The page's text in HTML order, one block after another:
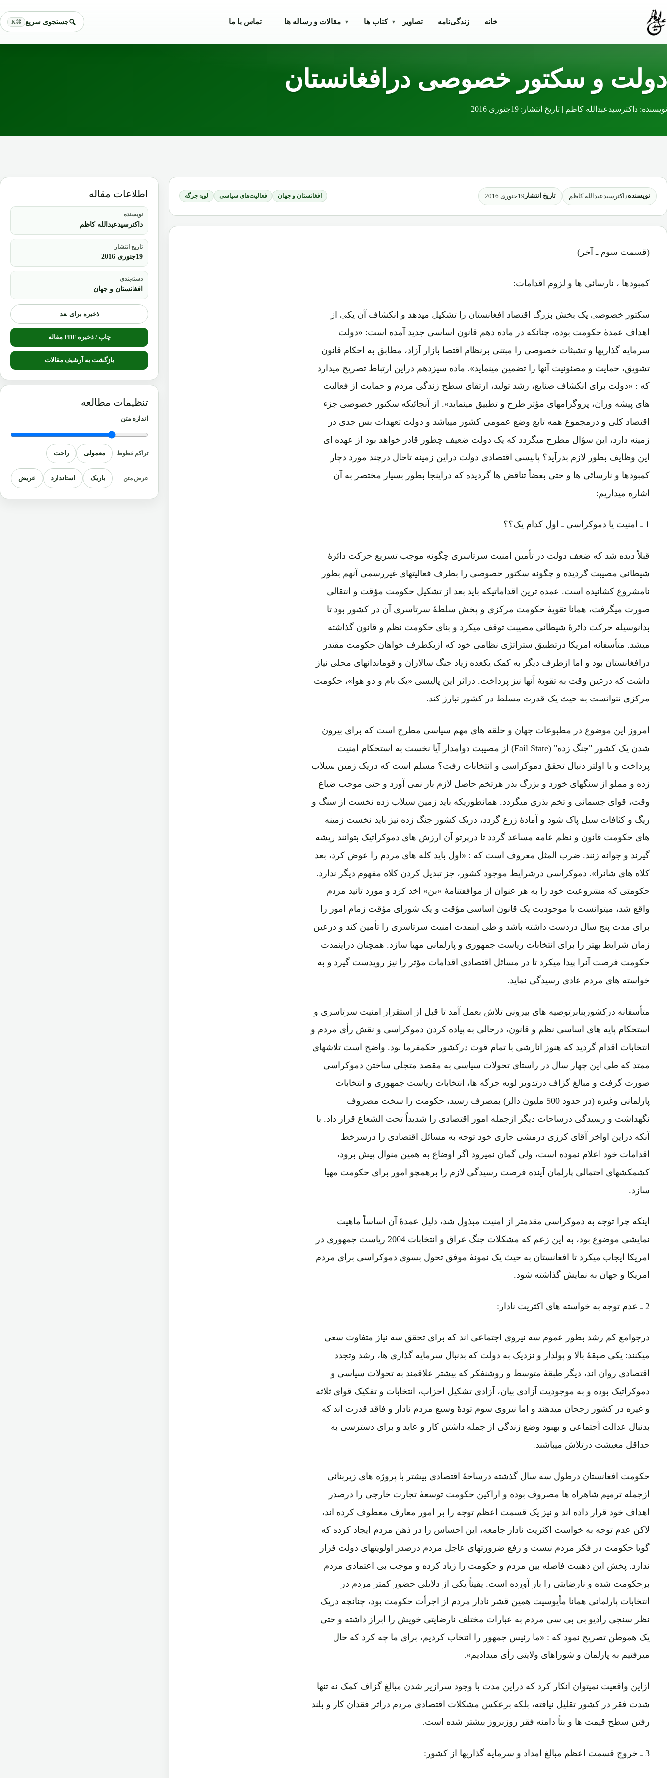
خانه زندگی‌نامه تصاویر کتاب ها ▾ مقالات و رساله ها ▾ تماس با ما جستجوی سریع ⌘K
دولت و سکتور خصوصی درافغانستان
نویسنده: داکترسیدعبدالله کاظم | تاریخ انتشار: 19جنوری 2016
نویسندهداکترسیدعبدالله کاظم تاریخ انتشار 19جنوری 2016 افغانستان و جهان فعالیت‌های سیاسی لویه جرگه
(قسمت سوم ـ آخر)
کمبودها ، نارسائی ها و لزوم اقدامات:
سکتور خصوصی یک بخش بزرگ اقتصاد افغانستان را تشکیل میدهد و انکشاف آن یکی از
اهداف عمدۀ حکومت بوده، چنانکه در ماده دهم قانون اساسی جدید آمده است: «دولت
سرمایه گذاریها و تشبثات خصوصی را مبتنی برنظام اقتصا بازار آزاد، مطابق به احکام قانون
تشویق، حمایت و مصئونیت آنها را تضمین مینماید». ماده سیزدهم دراین ارتباط تصریح میدارد
که : «دولت برای انکشاف صنایع، رشد تولید، ارتقای سطح زندگی مردم و حمایت از فعالیت
های پیشه وران، پروگرامهای مؤثر طرح و تطبیق مینماید». از آنجائیکه سکتور خصوصی جزء
اقتصاد کلی و درمجموع همه تابع وضع عمومی کشور میباشد و دولت تعهدات بس جدی در
زمینه دارد، این سؤال مطرح میگردد که یک دولت ضعیف چطور قادر خواهد بود از عهده ای
این وظایف بطور لازم بدرآید؟ پالیسی اقتصادی دولت دراین زمینه تاحال درچند مورد دچار
کمبودها و نارسائی ها و حتی بعضاً تناقض ها گردیده که دراینجا بطور بسیار مختصر به آن
اشاره میداریم:
1 ـ امنیت یا دموکراسی ـ اول کدام یک؟؟
قبلاً دیده شد که ضعف دولت در تأمین امنیت سرتاسری چگونه موجب تسریع حرکت دائرۀ
شیطانی مصیبت گردیده و چگونه سکتور خصوصی را بطرف فعالیتهای غیررسمی آنهم بطور
نامشروع کشانیده است. عمده ترین اقداماتیکه باید بعد از تشکیل حکومت مؤقت و انتقالی
صورت میگرفت، همانا تقویۀ حکومت مرکزی و پخش سلطۀ سرتاسری آن در کشور بود تا
بدانوسیله حرکت دائرۀ شیطانی مصیبت توقف میکرد و بنای حکومت نظم و قانون گذاشته
میشد. متأسفانه امریکا درتطبیق ستراتژی نظامی خود که ازیکطرف خواهان حکومت مقتدر
درافغانستان بود و اما ازطرف دیگر به کمک یکعده زیاد جنگ سالاران و قوماندانهای محلی نیاز
داشت که درعین وقت به تقویۀ آنها نیز پرداخت. دراثر این پالیسی «یک بام و دو هوا»، حکومت
مرکزی نتوانست به حیث یک قدرت مسلط در کشور تبارز کند.
امروز این موضوع در مطبوعات جهان و حلقه های مهم سیاسی مطرح است که برای بیرون
شدن یک کشور "جنگ زده" (Fail State) از مصیبت دوامدار آیا نخست به استحکام امنیت
پرداخت و یا اولتر دنبال تحقق دموکراسی و انتخابات رفت؟ مسلم است که دریک زمین سیلاب
زده و مملو از سنگهای خورد و بزرگ بذر هرتخم حاصل لازم بار نمی آورد و حتی موجب ضیاع
وقت، قوای جسمانی و تخم بذری میگردد. همانطوریکه باید زمین سیلاب زده نخست از سنگ و
ریگ و کثافات سیل پاک شود و آمادۀ زرع گردد، دریک کشور جنگ زده نیز باید نخست زمینه
های حکومت قانون و نظم عامه مساعد گردد تا درپرتو آن ارزش های دموکراتیک بتوانند ریشه
گیرند و جوانه زنند. ضرب المثل معروف است که : «اول باید کله های مردم را عوض کرد، بعد
کلاه های شانرا». دموکراسی درشرایط موجود کشور، جز تبدیل کردن کلاه مفهوم دیگر ندارد.
حکومتی که مشروعیت خود را به هر عنوان از موافقتنامۀ «بن» اخذ کرد و مورد تائید مردم
واقع شد، میتوانست با موجودیت یک قانون اساسی مؤقت و یک شورای مؤقت زمام امور را
برای مدت پنج سال دردست داشته باشد و طی اینمدت امنیت سرتاسری را تأمین کند و درعین
زمان شرایط بهتر را برای انتخابات ریاست جمهوری و پارلمانی مهیا سازد. همچنان دراینمدت
حکومت فرصت آنرا پیدا میکرد تا در مسائل اقتصادی اقدامات مؤثر را نیز رویدست گیرد و به
خواسته های مردم عادی رسیدگی نماید.
متأسفانه درکشوربنابرتوصیه های بیرونی تلاش بعمل آمد تا قبل از استقرار امنیت سرتاسری و
استحکام پایه های اساسی نظم و قانون، درحالی به پیاده کردن دموکراسی و نقش رأی مردم و
انتخابات اقدام گردید که هنوز انارشی با تمام قوت درکشور حکمفرما بود. واضح است تلاشهای
ممتد که طی این چهار سال در راستای تحولات سیاسی به مقصد متجلی ساختن دموکراسی
صورت گرفت و مبالغ گزاف درتدویر لویه جرگه ها، انتخابات ریاست جمهوری و انتخابات
پارلمانی وغیره (در حدود 500 ملیون دالر) بمصرف رسید، حکومت را سخت مصروف
نگهداشت و رسیدگی درساحات دیگر ازجمله امور اقتصادی را شدیداً تحت الشعاع قرار داد. با
آنکه دراین اواخر آقای کرزی درمشی جاری خود توجه به مسائل اقتصادی را درسرخط
اقدامات خود اعلام نموده است، ولی گمان نمیرود اگر اوضاع به همین منوال پیش برود،
کشمکشهای احتمالی پارلمان آینده فرصت رسیدگی لازم را برهمچو امور برای حکومت مهیا
سازد.
اینکه چرا توجه به دموکراسی مقدمتر از امنیت مبذول شد، دلیل عمدۀ آن اساساً ماهیت
نمایشی موضوع بود، به این زعم که مشکلات جنگ عراق و انتخابات 2004 ریاست جمهوری در
امریکا ایجاب میکرد تا افغانستان به حیث یک نمونۀ موفق تحول بسوی دموکراسی برای مردم
امریکا و جهان به نمایش گذاشته شود.
2 ـ عدم توجه به خواسته های اکثریت نادار:
درجوامع کم رشد بطور عموم سه نیروی اجتماعی اند که برای تحقق سه نیاز متفاوت سعی
میکنند: یکی طبقۀ بالا و پولدار و نزدیک به دولت که بدنبال سرمایه گذاری ها، رشد وتجدد
اقتصادی روان اند، دیگر طبقۀ متوسط و روشنفکر که بیشتر علاقمند به تحولات سیاسی و
دموکراتیک بوده و به موجودیت آزادی بیان، آزادی تشکیل احزاب، انتخابات و تفکیک قوای ثلاثه
و غیره در کشور رجحان میدهند و اما نیروی سوم تودۀ وسیع مردم نادار و فاقد قدرت اند که
بدنبال عدالت آجتماعی و بهبود وضع زندگی از جمله داشتن کار و عاید و برای دسترسی به
حداقل معیشت درتلاش میباشند.
حکومت افغانستان درطول سه سال گذشته درساحۀ اقتصادی بیشتر با پروژه های زیربنائی
ازجمله ترمیم شاهراه ها مصروف بوده و اراکین حکومت توسعۀ تجارت خارجی را درصدر
اهداف خود قرار داده اند و نیز یک قسمت اعظم توجه را بر امور معارف معطوف کرده اند،
لاکن عدم توجه به خواست اکثریت نادار جامعه، این احساس را در ذهن مردم ایجاد کرده که
گویا حکومت در فکر مردم نیست و رفع ضرورتهای عاجل مردم درصدر اولویتهای دولت قرار
ندارد. پخش این ذهنیت فاصله بین مردم و حکومت را زیاد کرده و موجب بی اعتمادی مردم
برحکومت شده و نارضایتی را بار آورده است. یقیناً یکی از دلایلی حضور کمتر مردم در
انتخابات پارلمانی همانا مأیوسیت همین قشر نادار مردم از اجرأت حکومت بود، چنانچه دریک
نظر سنجی رادیو بی بی سی مردم به عبارات مختلف نارضایتی خویش را ابراز داشته و حتی
یک هموطن تصریح نمود که : «ما رئیس جمهور را انتخاب کردیم، برای ما چه کرد که حال
میرفتیم به پارلمان و شوراهای ولایتی رأی میدادیم».
ازاین واقعیت نمیتوان انکار کرد که دراین مدت با وجود سرازیر شدن مبالغ گزاف کمک نه تنها
شدت فقر در کشور تقلیل نیافته، بلکه برعکس مشکلات اقتصادی مردم دراثر فقدان کار و بلند
رفتن سطح قیمت ها و بناً دامنه فقر روزبروز بیشتر شده است.
3 ـ خروج قسمت اعظم مبالغ امداد و سرمایه گذاریها از کشور:
اطلاعات مقاله
نویسنده
داکترسیدعبدالله کاظم
تاریخ انتشار
19جنوری 2016
دسته‌بندی
افغانستان و جهان
ذخیره برای بعد
چاپ / ذخیره PDF مقاله
بازگشت به آرشیف مقالات
تنظیمات مطالعه
اندازه متن
تراکم خطوط معمولی راحت
عرض متن باریک استاندارد عریض